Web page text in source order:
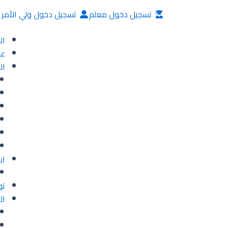
تسجيل دخول معلم
تسجيل دخول ولي الأمر